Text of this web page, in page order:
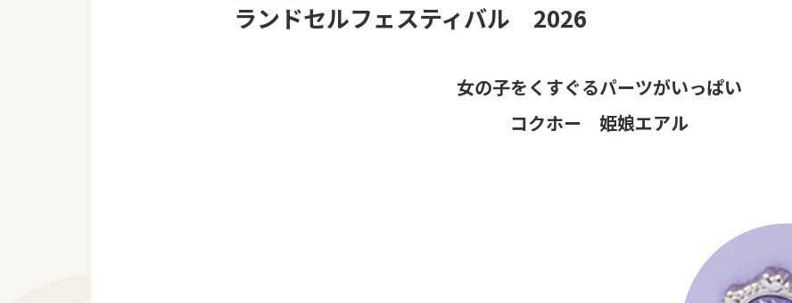
ランドセルフェスティバル 2026
女の子をくすぐるパーツがいっぱい
コクホー 姫娘エアル